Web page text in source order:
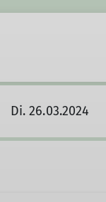
Di. 26.03.2024